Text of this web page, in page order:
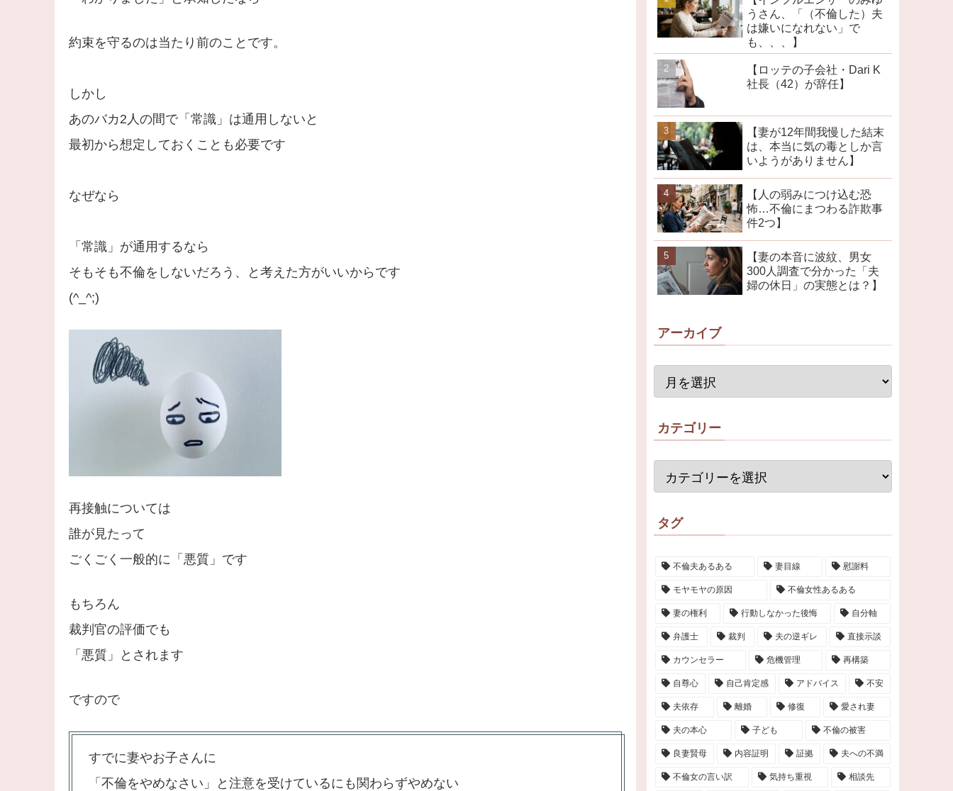
約束を守るのは当たり前のことです。
しかし
あのバカ2人の間で「常識」は通用しないと
最初から想定しておくことも必要です
なぜなら
「常識」が通用するなら
そもそも不倫をしないだろう、と考えた方がいいからです
(^_^;)
再接触については
誰が見たって
ごくごく一般的に「悪質」です
もちろん
裁判官の評価でも
「悪質」とされます
ですので
すでに妻やお子さんに
「不倫をやめなさい」と注意を受けているにも関わらずやめない
うさん、「（不倫した）夫
は嫌いになれない」で
も、、、】
【ロッテの子会社・Dari K
社長（42）が辞任】
【妻が12年間我慢した結末
は、本当に気の毒としか言
いようがありません】
【人の弱みにつけ込む恐
怖…不倫にまつわる詐欺事
件2つ】
【妻の本音に波紋、男女
300人調査で分かった「夫
婦の休日」の実態とは？】
アーカイブ
カテゴリー
タグ
不倫夫あるある 妻目線 慰謝料
モヤモヤの原因 不倫女性あるある
妻の権利 行動しなかった後悔 自分軸
弁護士 裁判 夫の逆ギレ 直接示談
カウンセラー 危機管理 再構築
自尊心 自己肯定感 アドバイス 不安
夫依存 離婚 修復 愛され妻
夫の本心 子ども 不倫の被害
良妻賢母 内容証明 証拠 夫への不満
不倫女の言い訳 気持ち重視 相談先